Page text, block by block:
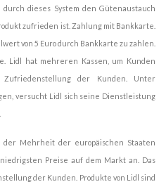
dieses System den Gütenaustauch
zufrieden ist. Zahlung mit Bankkarte.
von 5 Euro durch Bankkarte zu zahlen.
Lidl hat mehreren Kassen, um Kunden
der Kunden. Unter
versucht Lidl sich seine Dienstleistung
Mehrheit der europäischen Staaten
Preise auf dem Markt an. Das
der Kunden. Produkte von Lidl sind